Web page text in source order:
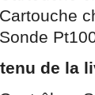
Cartouche
Sonde
de la